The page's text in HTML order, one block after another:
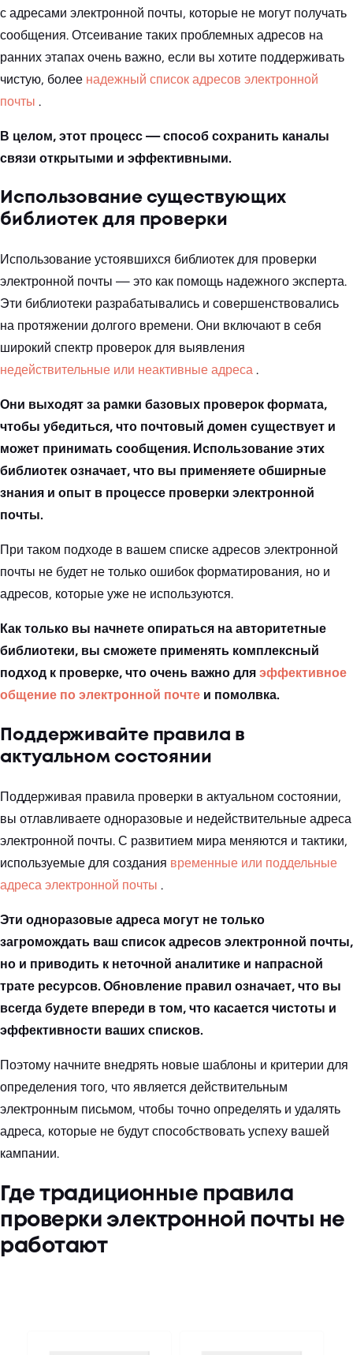
с адресами электронной почты, которые не могут получать
сообщения. Отсеивание таких проблемных адресов на
ранних этапах очень важно, если вы хотите поддерживать
чистую, более надежный список адресов электронной
почты .
В целом, этот процесс — способ сохранить каналы
связи открытыми и эффективными.
Использование существующих
библиотек для проверки
Использование устоявшихся библиотек для проверки
электронной почты — это как помощь надежного эксперта.
Эти библиотеки разрабатывались и совершенствовались
на протяжении долгого времени. Они включают в себя
широкий спектр проверок для выявления
недействительные или неактивные адреса .
Они выходят за рамки базовых проверок формата,
чтобы убедиться, что почтовый домен существует и
может принимать сообщения. Использование этих
библиотек означает, что вы применяете обширные
знания и опыт в процессе проверки электронной
почты.
При таком подходе в вашем списке адресов электронной
почты не будет не только ошибок форматирования, но и
адресов, которые уже не используются.
Как только вы начнете опираться на авторитетные
библиотеки, вы сможете применять комплексный
подход к проверке, что очень важно для эффективное
общение по электронной почте и помолвка.
Поддерживайте правила в
актуальном состоянии
Поддерживая правила проверки в актуальном состоянии,
вы отлавливаете одноразовые и недействительные адреса
электронной почты. С развитием мира меняются и тактики,
используемые для создания временные или поддельные
адреса электронной почты .
Эти одноразовые адреса могут не только
загромождать ваш список адресов электронной почты,
но и приводить к неточной аналитике и напрасной
трате ресурсов. Обновление правил означает, что вы
всегда будете впереди в том, что касается чистоты и
эффективности ваших списков.
Поэтому начните внедрять новые шаблоны и критерии для
определения того, что является действительным
электронным письмом, чтобы точно определять и удалять
адреса, которые не будут способствовать успеху вашей
кампании.
Где традиционные правила
проверки электронной почты не
работают